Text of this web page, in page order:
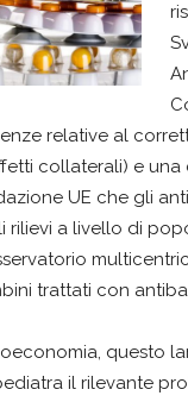
relative al
collaterali) e
UE che gli
rilievi a livello di
trattati con
questo
il rilevante